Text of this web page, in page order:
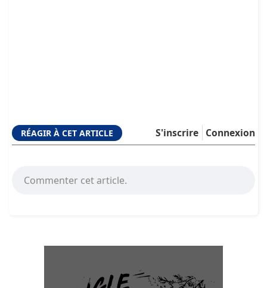
RÉAGIR À CET ARTICLE Connexion
S'inscrire
Commenter cet article.